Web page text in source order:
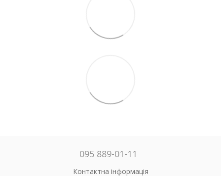
095 889-01-11
Контактна інформація